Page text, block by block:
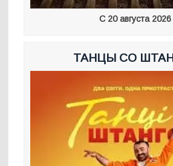
С 20 августа 2026
ТАНЦЫ СО